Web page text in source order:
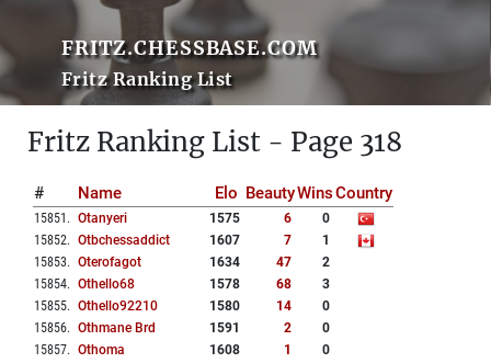
FRITZ.CHESSBASE.COM
Fritz Ranking List
Fritz Ranking List - Page 318
# Name Elo BeautyWinsCountry
15851 . Otanyeri 1575 6
0
15852. Otbchessaddict 1607 7
1
15853. Oterofagot 1634 47
2
15854. Othello68 1578 68
3
15855. Othello92210 1580 14
0
15856. Othmane Brd 1591 2
0
15857. Othoma 1608 1
0